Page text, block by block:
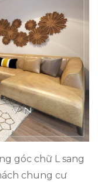
góc chữ L sang
chung cư